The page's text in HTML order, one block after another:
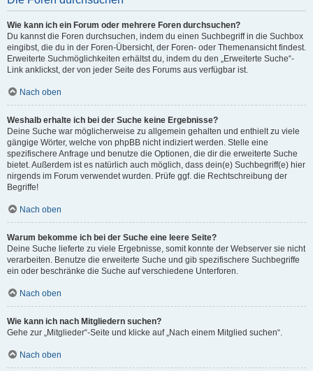
Wie kann ich ein Forum oder mehrere Foren durchsuchen?
Du kannst die Foren durchsuchen, indem du einen Suchbegriff in die Suchbox
eingibst, die du in der Foren-Übersicht, der Foren- oder Themenansicht findest.
Erweiterte Suchmöglichkeiten erhältst du, indem du den „Erweiterte Suche“-
Link anklickst, der von jeder Seite des Forums aus verfügbar ist.
Nach oben
Weshalb erhalte ich bei der Suche keine Ergebnisse?
Deine Suche war möglicherweise zu allgemein gehalten und enthielt zu viele
gängige Wörter, welche von phpBB nicht indiziert werden. Stelle eine
spezifischere Anfrage und benutze die Optionen, die dir die erweiterte Suche
bietet. Außerdem ist es natürlich auch möglich, dass dein(e) Suchbegriff(e) hier
nirgends im Forum verwendet wurden. Prüfe ggf. die Rechtschreibung der
Begriffe!
Nach oben
Warum bekomme ich bei der Suche eine leere Seite?
Deine Suche lieferte zu viele Ergebnisse, somit konnte der Webserver sie nicht
verarbeiten. Benutze die erweiterte Suche und gib spezifischere Suchbegriffe
ein oder beschränke die Suche auf verschiedene Unterforen.
Nach oben
Wie kann ich nach Mitgliedern suchen?
Gehe zur „Mitglieder“-Seite und klicke auf „Nach einem Mitglied suchen“.
Nach oben